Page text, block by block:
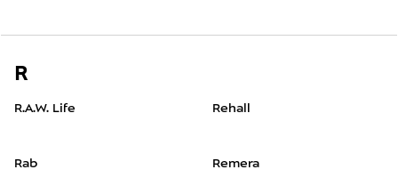
R
R.A.W. Life
Rab
Rehall
Remera